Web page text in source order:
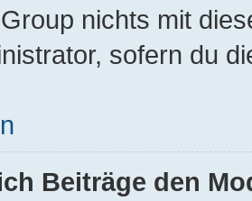
nichts mit
sofern du
Beiträge den